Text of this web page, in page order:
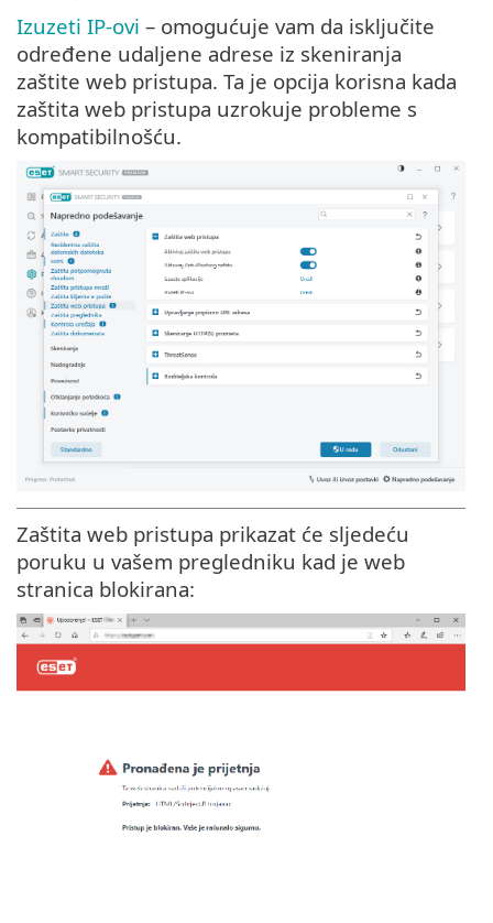
Izuzeti IP-ovi – omogućuje vam da isključite
određene udaljene adrese iz skeniranja
zaštite web pristupa. Ta je opcija korisna kada
zaštita web pristupa uzrokuje probleme s
kompatibilnošću.
Zaštita web pristupa prikazat će sljedeću
poruku u vašem pregledniku kad je web
stranica blokirana: